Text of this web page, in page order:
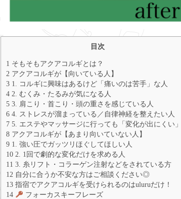
目次
1 そもそもアクアコルギとは？
2 アクアコルギが【向いている人】
3 1. コルギに興味はあるけど「痛いのは苦手」な人
4 2. むくみ・たるみが気になる人
5 3. 肩こり・首こり・頭の重さを感じている人
6 4. ストレスが溜まっている／自律神経を整えたい人
7 5. エステやマッサージに行っても「変化が出にくい
8 アクアコルギが【あまり向いていない人】
9 1. 強い圧でガッツリほぐしてほしい人
10 2. 1回で劇的な変化だけを求める人
11 3. 糸リフト・コラーゲン注射などをされている方
12 自分に合うか不安な方はご相談ください◎
13 指宿でアクアコルギを受けられるのはuluruだけ！
14
フォーカスキーフレーズ